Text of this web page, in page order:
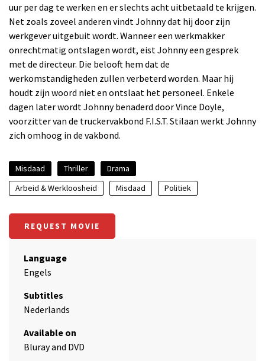
uur per dag te werken en er slechts acht uitbetaald te krijgen.
Net zoals zoveel anderen vindt Johnny dat hij door zijn
werkgever uitgebuit wordt. Wanneer een werkmakker
onrechtmatig ontslagen wordt, eist Johnny een gesprek
met de directeur. Die belooft hem dat de
werkomstandigheden zullen verbeterd worden. Maar hij
houdt zijn woord niet en ontslaat het personeel. Enkele
dagen later wordt Johnny benaderd door Vince Doyle,
voorzitter van de truckervakbond F.I.S.T. Stilaan werkt Johnny
zich omhoog in de vakbond.
Misdaad Thriller
Drama
Arbeid & Werkloosheid
Misdaad Politiek
REQUEST MOVIE
Language
Engels
Subtitles
Nederlands
Available on
Bluray and DVD